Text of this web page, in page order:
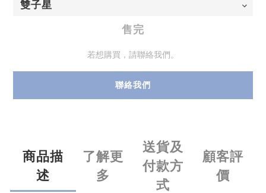
售完
若想購買，請聯絡我們。
聯絡我們
商品描
述
了解更
多
送貨及
付款方
式
顧客評
價